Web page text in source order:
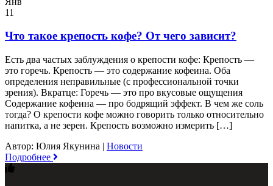
11
Что такое крепость кофе? От чего зависит?
Есть два частых заблуждения о крепости кофе: Крепость —
это горечь. Крепость — это содержание кофеина. Оба
определения неправильные (с профессиональной точки
зрения). Вкратце: Горечь — это про вкусовые ощущения
Содержание кофеина — про бодрящий эффект. В чем же соль
тогда? О крепости кофе можно говорить только относительно
напитка, а не зерен. Крепость возможно измерить […]
Автор: Юлия Якунина | Новости
Подробнее